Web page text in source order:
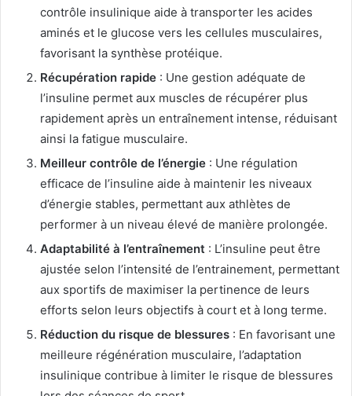
contrôle insulinique aide à transporter les acides
aminés et le glucose vers les cellules musculaires,
favorisant la synthèse protéique.
Récupération rapide : Une gestion adéquate de
l’insuline permet aux muscles de récupérer plus
rapidement après un entraînement intense, réduisant
ainsi la fatigue musculaire.
Meilleur contrôle de l’énergie : Une régulation
efficace de l’insuline aide à maintenir les niveaux
d’énergie stables, permettant aux athlètes de
performer à un niveau élevé de manière prolongée.
Adaptabilité à l’entraînement : L’insuline peut être
ajustée selon l’intensité de l’entrainement, permettant
aux sportifs de maximiser la pertinence de leurs
efforts selon leurs objectifs à court et à long terme.
Réduction du risque de blessures : En favorisant une
meilleure régénération musculaire, l’adaptation
insulinique contribue à limiter le risque de blessures